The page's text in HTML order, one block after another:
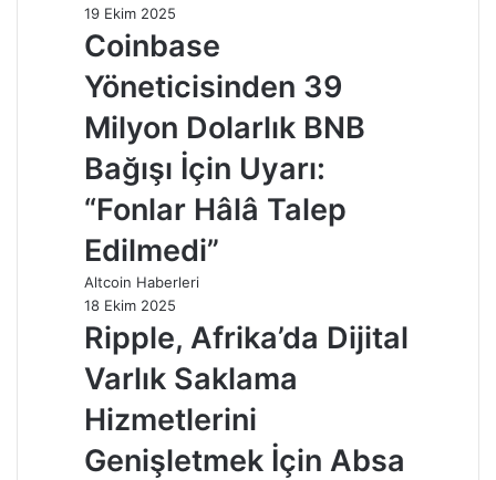
19 Ekim 2025
Coinbase
Yöneticisinden 39
Milyon Dolarlık BNB
Bağışı İçin Uyarı:
“Fonlar Hâlâ Talep
Edilmedi”
Altcoin Haberleri
18 Ekim 2025
Ripple, Afrika’da Dijital
Varlık Saklama
Hizmetlerini
Genişletmek İçin Absa